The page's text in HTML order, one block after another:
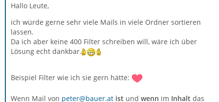
Hallo Leute,
ich würde gerne sehr viele Mails in viele Ordner sortieren
lassen.
Da ich aber keine 400 Filter schreiben will, wäre ich über
Lösung echt dankbar.
Beispiel Filter wie ich sie gern hätte:
Wenn Mail von peter@bauer.at ist und wenn im Inhalt das